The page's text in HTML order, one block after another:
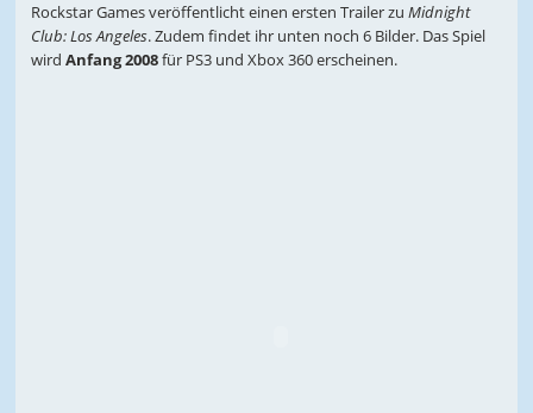
Rockstar Games veröffentlicht einen ersten Trailer zu Midnight
Club: Los Angeles. Zudem findet ihr unten noch 6 Bilder. Das Spiel
wird Anfang 2008für PS3 und Xbox 360 erscheinen.